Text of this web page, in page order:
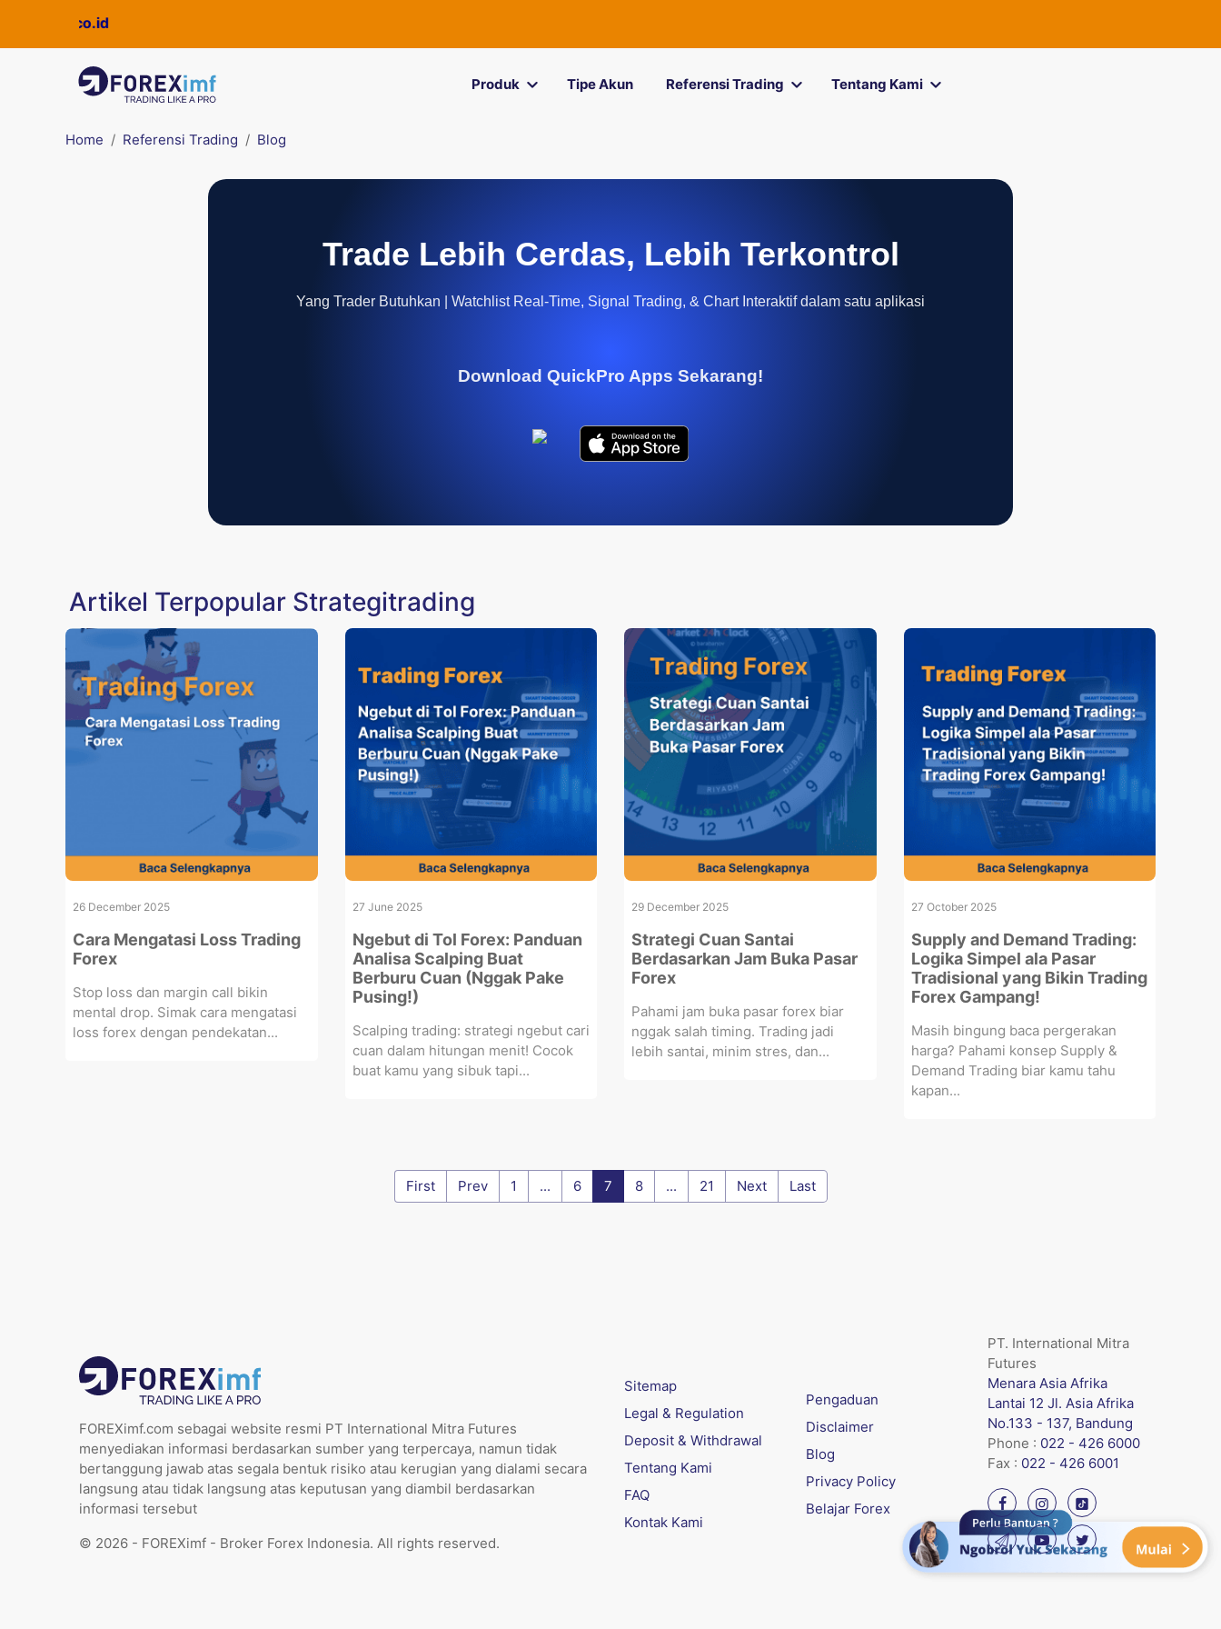
Produk Tipe Akun Referensi Trading Tentang Kami
Home Referensi Trading Blog
Trade Lebih Cerdas, Lebih Terkontrol
Yang Trader Butuhkan | Watchlist Real-Time, Signal Trading, & Chart Interaktif dalam satu aplikasi
Download QuickPro Apps Sekarang!
Artikel Terpopular Strategitrading
26 December 2025
Cara Mengatasi Loss Trading
Forex
Stop loss dan margin call bikin
mental drop. Simak cara mengatasi
loss forex dengan pendekatan...
27 June 2025
Ngebut di Tol Forex: Panduan
Analisa Scalping Buat
Berburu Cuan (Nggak Pake
Pusing!)
Scalping trading: strategi ngebut cari
cuan dalam hitungan menit! Cocok
buat kamu yang sibuk tapi...
29 December 2025
Strategi Cuan Santai
Berdasarkan Jam Buka Pasar
Forex
Pahami jam buka pasar forex biar
nggak salah timing. Trading jadi
lebih santai, minim stres, dan...
27 October 2025
Supply and Demand Trading:
Logika Simpel ala Pasar
Tradisional yang Bikin Trading
Forex Gampang!
Masih bingung baca pergerakan
harga? Pahami konsep Supply &
Demand Trading biar kamu tahu
kapan...
First Prev 1 ... 6 7 8 ... 21 Next Last
FOREXimf.com sebagai website resmi PT International Mitra Futures
menyediakan informasi berdasarkan sumber yang terpercaya, namun tidak
bertanggung jawab atas segala bentuk risiko atau kerugian yang dialami secara
langsung atau tidak langsung atas keputusan yang diambil berdasarkan
informasi tersebut
© 2026 - FOREXimf - Broker Forex Indonesia. All rights reserved.
Sitemap
Legal & Regulation
Deposit & Withdrawal
Tentang Kami
FAQ
Kontak Kami
Pengaduan
Disclaimer
Blog
Privacy Policy
Belajar Forex
PT. International Mitra
Futures
Menara Asia Afrika
Lantai 12 Jl. Asia Afrika
No.133 - 137, Bandung
Phone : 022 - 426 6000
Fax : 022 - 426 6001